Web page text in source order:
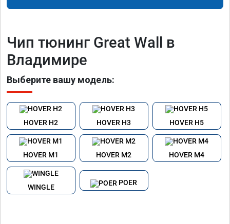
Чип тюнинг Great Wall в
Владимире
Выберите вашу модель:
HOVER H2 HOVER H3 HOVER H5
HOVER M1 HOVER M2 HOVER M4
WINGLE
POER